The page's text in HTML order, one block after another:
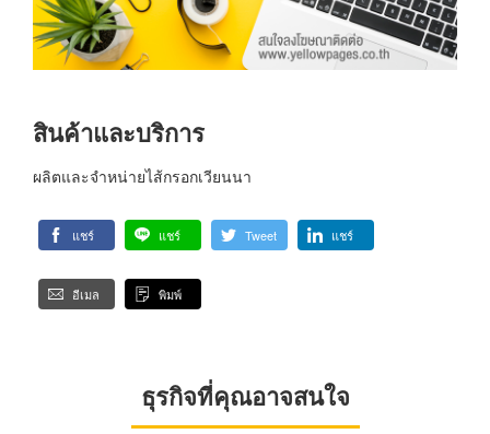
สินค้าและบริการ
ผลิตและจำหน่ายไส้กรอกเวียนนา
แชร์ แชร์ Tweet แชร์
อีเมล พิมพ์
ธุรกิจที่คุณอาจสนใจ